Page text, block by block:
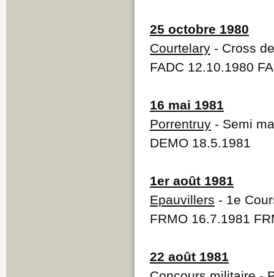
25 octobre 1980
Courtelary - Cross
FADC 12.10.1980
16 mai 1981
Porrentruy - Semi
DEMO 18.5.1981
1er août 1981
Epauvillers - 1e
FRMO 16.7.1981
22 août 1981